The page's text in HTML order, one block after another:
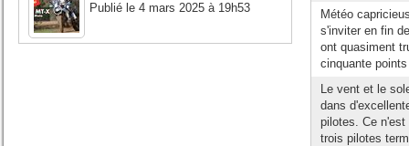
Publié le 4 mars 2025 à 19h53
Météo
s'inviter en fin
ont quasiment
cinquante
Le vent et le
dans
pilotes. Ce n'est
trois pilotes